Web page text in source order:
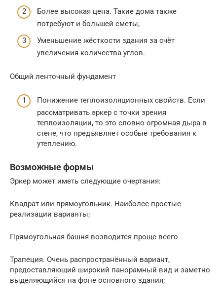
Более высокая цена. Такие дома также
потребуют и большей сметы;
Уменьшение жёсткости здания за счёт
увеличения количества углов.
Общий ленточный фундамент
Понижение теплоизоляционных свойств. Если
рассматривать эркер с точки зрения
теплоизоляции, то это словно огромная дыра в
стене, что предъявляет особые требования к
утеплению.
Возможные формы
Эркер может иметь следующие очертания:
Квадрат или прямоугольник. Наиболее простые
реализации варианты;
Прямоугольная башня возводится проще всего
Трапеция. Очень распространённый вариант,
предоставляющий широкий панорамный вид и заметно
выделяющийся на фоне основного здания;